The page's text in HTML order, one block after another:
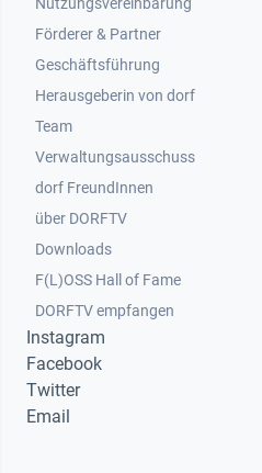
Nutzungsvereinbarung
Footer 2
Förderer & Partner
Geschäftsführung
Herausgeberin von dorf
Team
Verwaltungsausschuss
dorf FreundInnen
Footer 3
über DORFTV
Downloads
F(L)OSS Hall of Fame
Footer 4
DORFTV empfangen
Instagram
Facebook
Twitter
Email